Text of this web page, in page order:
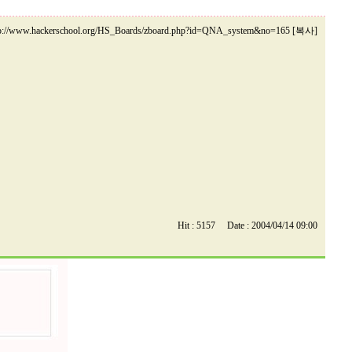
www.hackerschool.org/HS_Boards/zboard.php?id=QNA_system&no=165 [복사]
Hit : 5157 Date : 2004/04/14 09:00